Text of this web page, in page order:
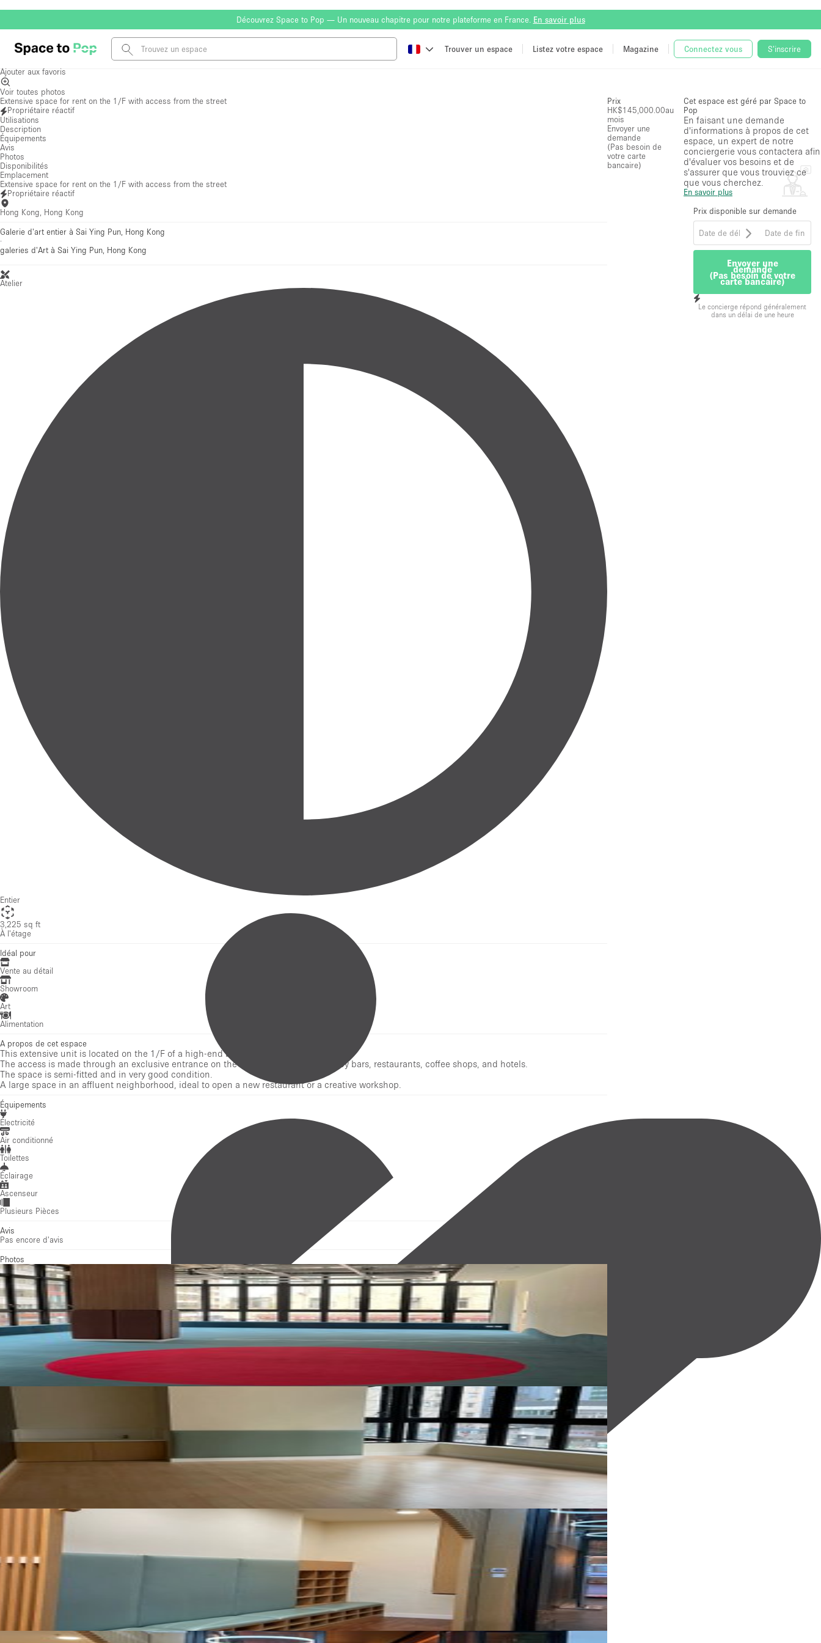
Découvrez Space to Pop — Un nouveau chapitre pour notre plateforme en France.En savoir plus
Connectez vous S'inscrire
Ajouter aux favoris
Voir toutes photos
Cet espace est géré par Space to
Pop
En faisant une demande
d'informations à propos de cet
espace, un expert de notre
conciergerie vous contactera afin
d'évaluer vos besoins et de
s'assurer que vous trouviez ce
que vous cherchez.
En savoir plus
Prix disponible sur demande
Envoyer une
demande
(Pas besoin de votre
carte bancaire)
Le concierge répond généralement
dans un délai de une heure
Prix
HK$145,000.00au
mois
Envoyer une
demande
(Pas besoin de
votre carte
bancaire)
Extensive space for rent on the 1/F with access from the street
Propriétaire réactif
Hong Kong, Hong Kong
Galerie d'art entier à Sai Ying Pun, Hong Kong
·
galeries d'Art
Atelier
Showroom
Art
Alimentation
A propos de cet espace
This extensive unit is located on the 1/F of a high-end building in Sai Ying Pun.
The access is made through an exclusive entrance on the street level, surrounded by bars, restaurants, coffee shops, and hotels.
The space is semi-fitted and in very good condition.
A large space in an affluent neighborhood, ideal to open a new restaurant or a creative workshop.
Équipements
Électricité
Air conditionné
Toilettes
Éclairage
Ascenseur
Plusieurs Pièces
Avis
Pas encore d'avis
Photos